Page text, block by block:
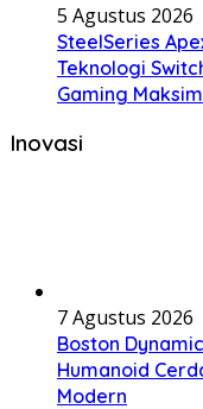
5 Agustus 2026
SteelSeries
Teknologi
Gaming
Inovasi
7 Agustus 2026
Boston
Humanoid
Modern